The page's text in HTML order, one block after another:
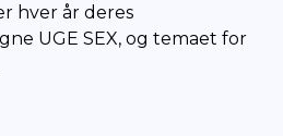
hver år deres
UGE SEX, og temaet for